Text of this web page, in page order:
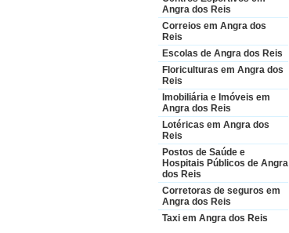
Angra dos Reis
Correios em Angra dos
Reis
Escolas de Angra dos Reis
Floriculturas em Angra dos
Reis
Imobiliária e Imóveis em
Angra dos Reis
Lotéricas em Angra dos
Reis
Postos de Saúde e
Hospitais Públicos de Angra
dos Reis
Corretoras de seguros em
Angra dos Reis
Taxi em Angra dos Reis